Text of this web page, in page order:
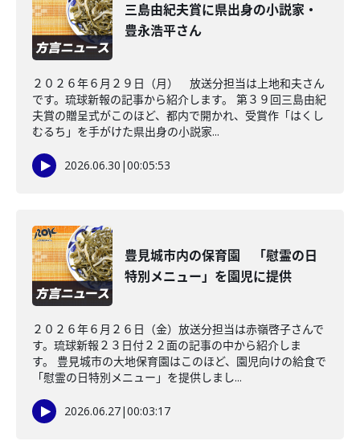
三島由紀夫賞に県出身の小説家・
豊永浩平さん
２０２６年６月２９日（月） 放送分担当は上地和夫さん
です。琉球新報の記事から紹介します。 第３９回三島由紀
夫賞の贈呈式がこのほど、都内で開かれ、受賞作「はくし
むるち」を手がけた県出身の小説家...
2026.06.30 |00:05:53
豊見城市内の保育園 「慰霊の日
特別メニュー」を園児に提供
２０２６年６月２６日（金）放送分担当は赤嶺啓子さんで
す。琉球新報２３日付２２面の記事の中から紹介しま
す。 豊見城市の大地保育園はこのほど、園児向けの給食で
「慰霊の日特別メニュー」を提供しまし...
2026.06.27|00:03:17